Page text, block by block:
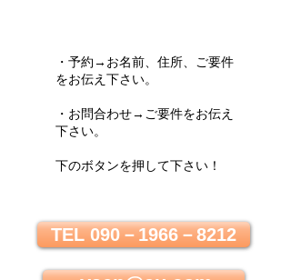
・予約→お名前、住所、ご要件
をお伝え下さい。
・お問合わせ→ご要件をお伝え
下さい。
下のボタンを押して下さい！
TEL 090－1966－8212